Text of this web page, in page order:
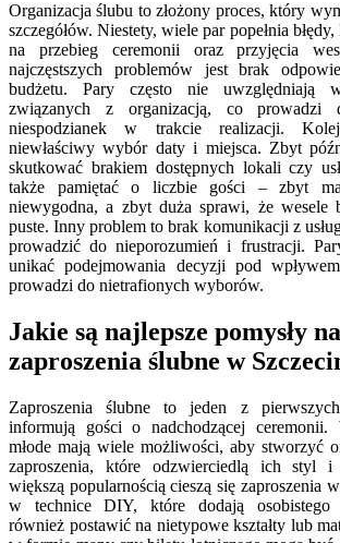
Organizacja ślubu to złożony proces, który
szczegółów. Niestety, wiele par popełnia
na przebieg ceremonii oraz przyjęcia
najczęstszych problemów jest brak
budżetu. Pary często nie uwzględniają
związanych z organizacją, co prowadzi
niespodzianek w trakcie realizacji.
niewłaściwy wybór daty i miejsca. Zbyt
skutkować brakiem dostępnych lokali czy
także pamiętać o liczbie gości – zbyt
niewygodna, a zbyt duża sprawi, że wesele
puste. Inny problem to brak komunikacji z
prowadzić do nieporozumień i frustracji.
unikać podejmowania decyzji pod
prowadzi do nietrafionych wyborów.
Jakie są najlepsze pomysły
zaproszenia ślubne w
Zaproszenia ślubne to jeden z
informują gości o nadchodzącej ceremonii.
młode mają wiele możliwości, aby stworzyć
zaproszenia, które odzwierciedlą ich styl i
większą popularnością cieszą się zaproszenia
w technice DIY, które dodają osobistego
również postawić na nietypowe kształty lub